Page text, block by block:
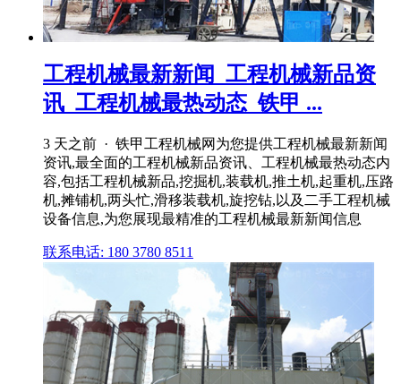
工程机械最新新闻_工程机械新品资
讯_工程机械最热动态_铁甲 ...
3 天之前 · 铁甲工程机械网为您提供工程机械最新新闻
资讯,最全面的工程机械新品资讯、工程机械最热动态内
容,包括工程机械新品,挖掘机,装载机,推土机,起重机,压路
机,摊铺机,两头忙,滑移装载机,旋挖钻,以及二手工程机械
设备信息,为您展现最精准的工程机械最新新闻信息
联系电话: 180 3780 8511